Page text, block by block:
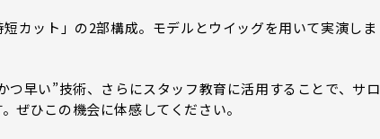
カット」の2部構成。モデルとウイッグを用いて実演しま
早い”技術、さらにスタッフ教育に活用することで、サロ
ぜひこの機会に体感してください。